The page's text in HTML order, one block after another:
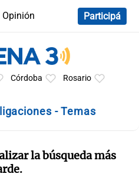
Opinión
Participá
Córdoba Rosario
- Temas
la búsqueda más